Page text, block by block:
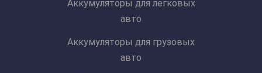
Аккумуляторы для легковых
авто
Аккумуляторы для грузовых
авто